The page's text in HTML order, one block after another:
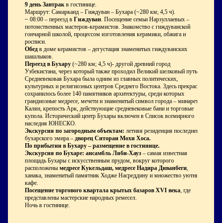
9 день Завтрак в гостинице.
Маршрут: Самарканд – Гиждуван – Бухара (~280 км; 4,5 ч).
~ 08:00 – переезд в Гиждуван . Посещение семьи Нарзуллаевых –
потомственных мастеров-керамистов. Знакомство с гиждуванской
гончарной школой, процессом изготовления керамики, обжига и
росписи.
Обед в доме керамистов – дегустация знаменитых гиждуванских
шашлыков.
Переезд в Бухару (~280 км; 4,5 ч)- другой древний город
Узбекистана, через который также проходил Великий шелковый путь.
Средневековая Бухара была одним из главных политических,
культурных и религиозных центров Среднего Востока. Здесь прекрасно
сохранилось более 140 памятников архитектуры, среди которых
грандиозные медресе, мечети и знаменитый символ города – минарет
Калян, крепость Арк, действующие средневековые бани и торговые
купола. Исторический центр Бухары включен в Список всемирного
наследия ЮНЕСКО.
Экскурсия по загородным объектам: летняя резиденция последнего
бухарского эмира – дворец Ситораи Мохи Хоса.
По прибытии в Бухару – размещение в гостинице.
Экскурсия по Бухаре: ансамбль Ляби-Хауз – самая известная
площадь Бухары с искусственным прудом, вокруг которого
расположены медресе Кукельдаш, медресе Надира Диванбеги
ханака, знаменитый памятник Ходже Насреддину и множество уютных
кафе.
Посещение торгового квартала крытых базаров XVI века , где
представлены мастерские народных ремесел.
Ночь в гостинице.